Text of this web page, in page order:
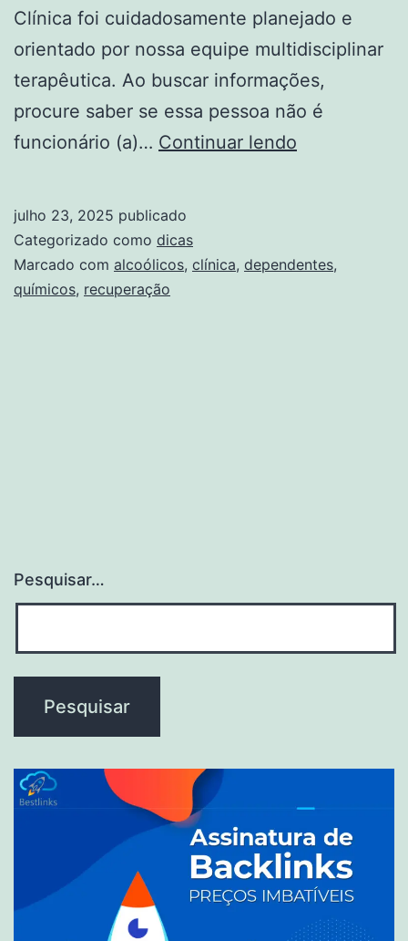
Clínica foi cuidadosamente planejado e
orientado por nossa equipe multidisciplinar
terapêutica. Ao buscar informações,
procure saber se essa pessoa não é
funcionário (a)… Continuar lendo
Químicos
julho 23, 2025 publicado
Categorizado como dicas
Marcado com alcoólicos, clínica, dependentes,
químicos, recuperação
Pesquisar…